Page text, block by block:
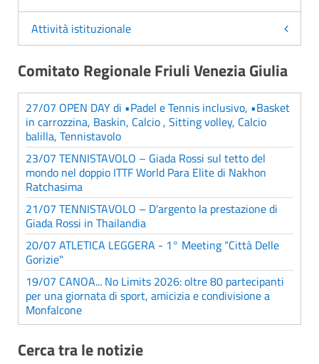
Attività istituzionale
Comitato Regionale Friuli Venezia Giulia
27/07 OPEN DAY di •Padel e Tennis inclusivo, •Basket
in carrozzina, Baskin, Calcio , Sitting volley, Calcio
balilla, Tennistavolo
23/07 TENNISTAVOLO – Giada Rossi sul tetto del
mondo nel doppio ITTF World Para Elite di Nakhon
Ratchasima
21/07 TENNISTAVOLO – D'argento la prestazione di
Giada Rossi in Thailandia
20/07 ATLETICA LEGGERA - 1° Meeting “Città Delle
Gorizie"
19/07 CANOA... No Limits 2026: oltre 80 partecipanti
per una giornata di sport, amicizia e condivisione a
Monfalcone
Cerca tra le notizie